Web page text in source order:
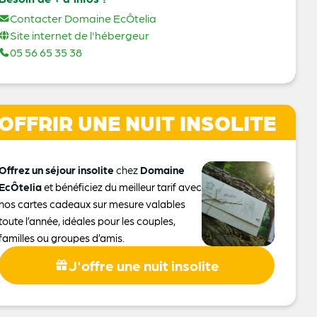
Contacter Domaine EcÔtelia
Site internet de l'hébergeur
05 56 65 35 38
UNE NUIT INSOLITE
un séjour insolitechez Domaine
EcÔteliaet bénéficiez du meilleur tarif avec
nos cartes cadeaux sur mesure valables
l’année, idéales pour les couples,
ou groupes d’amis.
J'offre une nuit insolite